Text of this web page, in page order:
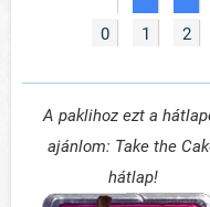
0 1 2
A paklihoz ezt a
ajánlom: Take the
hátlap!